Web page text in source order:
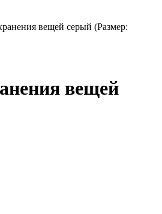
вещей серый (Размер:
вещей